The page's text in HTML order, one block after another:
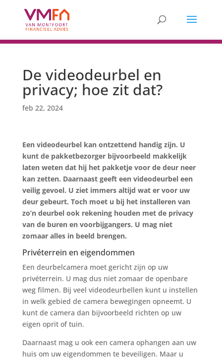
De videodeurbel en
privacy; hoe zit dat?
feb 22, 2024
Een videodeurbel kan ontzettend handig zijn. U
kunt de pakketbezorger bijvoorbeeld makkelijk
laten weten dat hij het pakketje voor de deur neer
kan zetten. Daarnaast geeft een videodeurbel een
veilig gevoel. U ziet immers altijd wat er voor uw
deur gebeurt. Toch moet u bij het installeren van
zo’n deurbel ook rekening houden met de privacy
van de buren en voorbijgangers. U mag niet
zomaar alles in beeld brengen.
Privéterrein en eigendommen
Een deurbelcamera moet gericht zijn op uw
privéterrein. U mag dus niet zomaar de openbare
weg filmen. Bij veel videodeurbellen kunt u instellen
in welk gebied de camera bewegingen opneemt. U
kunt de camera dan bijvoorbeeld richten op uw
eigen oprit of tuin.
Daarnaast mag u ook een camera ophangen aan uw
huis om uw eigendommen te beveiligen. Maar u